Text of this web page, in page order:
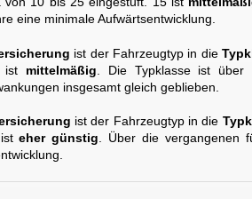
eine minimale Aufwärtsentwicklung.
ist der Fahrzeugtyp in die
ist mittelmäßig . Die Typklasse ist
insgesamt gleich geblieben.
ist der Fahrzeugtyp in die
isteher günstig. Über die vergangenen